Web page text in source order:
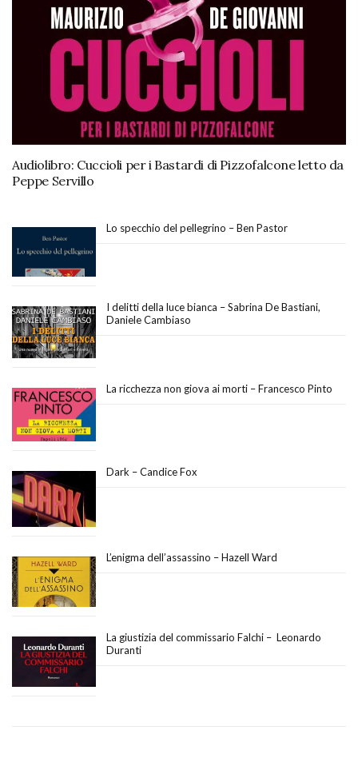
Audiolibro: Cuccioli per i Bastardi di Pizzofalcone letto da
Peppe Servillo
Lo specchio del pellegrino – Ben Pastor
I delitti della luce bianca – Sabrina De Bastiani,
Daniele Cambiaso
La ricchezza non giova ai morti – Francesco Pinto
Dark – Candice Fox
L’enigma dell’assassino – Hazell Ward
La giustizia del commissario Falchi – Leonardo
Duranti